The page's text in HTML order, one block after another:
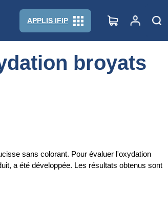
APPLIS IFIP
broyats
sans colorant. Pour évaluer l'oxydation
a été développée. Les résultats obtenus sont